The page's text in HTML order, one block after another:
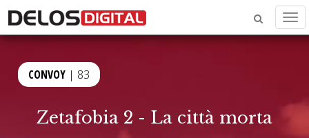
CONVOY | 83
Zetafobia 2 - La città morta